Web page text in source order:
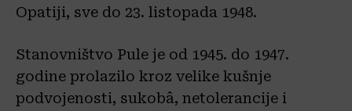
Opatiji, sve do 23. listopada 1948.
Stanovništvo Pule je od 1945. do 1947.
godine prolazilo kroz velike kušnje
podvojenosti, sukobâ, netolerancije i